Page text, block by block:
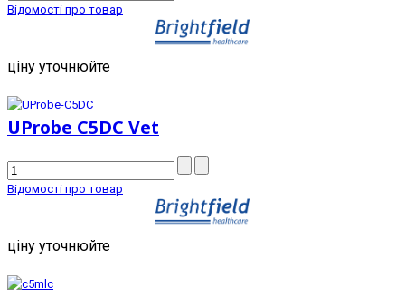
Відомості про товар
ціну уточнюйте
UProbe C5DC Vet
Відомості про товар
ціну уточнюйте